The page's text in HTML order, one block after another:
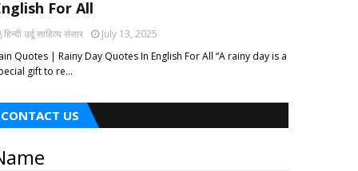
For All
हिन्दी ‎उर्दू ‎साहित्य ‎संसार
July 13, 2025
Quotes | Rainy Day Quotes In English For All “A rainy day is a
gift to re…
CONTACT US